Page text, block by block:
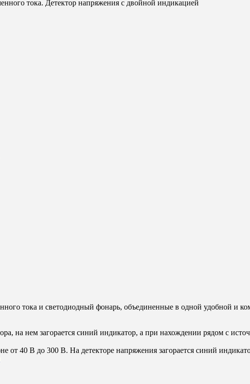
тока. Детектор напряжения с двойной индикацией
тока и светодиодный фонарь, объединенные в одной удобной и
на нем загорается синий индикатор, а при нахождении рядом с
от 40 В до 300 В. На детекторе напряжения загорается синий